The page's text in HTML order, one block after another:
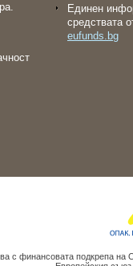
Eдинен
средствата
eufunds.bg
с финансовата подкрепа на